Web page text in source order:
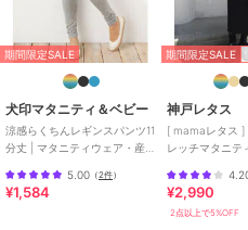
性別タイプ
レディース
マタニティウ
ボトムス
カラー
ブラック、ア
ル、グレージ
素材
コットン
商品のお取り
期間限定SALE
犬印マタニティ＆ベビー
涼感らくちんレギンスパンツ11
分丈 | マタニティウェア・産後
5.00 （2件）
¥1,584
期間限定SALE
神戸レタス
[ mamaレタス ]
レッチマタニテ
¥2,990
2点以上で5%OFF